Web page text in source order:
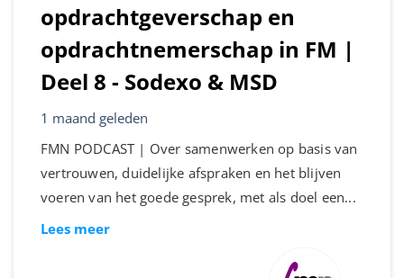
Documenten
Vraag & Antwoord
Nieuws
Persberichten
Podcasts
opdrachtgeverschap en
opdrachtnemerschap in FM |
Deel 8 - Sodexo & MSD
1 maand geleden
FMN PODCAST | Over samenwerken op basis van
vertrouwen, duidelijke afspraken en het blijven
voeren van het goede gesprek, met als doel een...
Lees meer